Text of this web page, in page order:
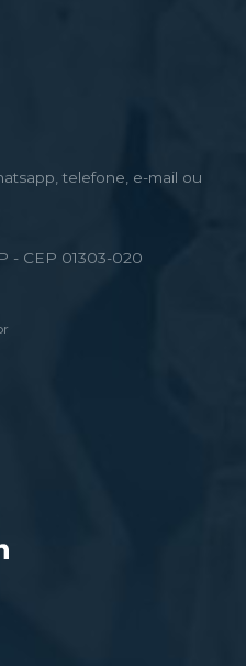
telefone, e-mail ou
- CEP 01303-020